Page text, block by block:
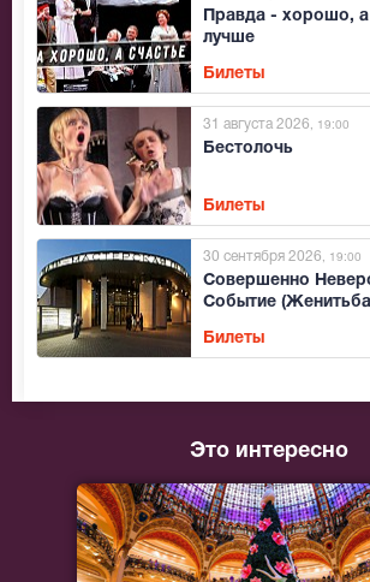
Правда - хорошо, а
лучше
Билеты
Бестолочь
31 августа 2026 , 19:00
Билеты
Совершенно
Событие (Женитьба
30 сентября 2026 , 19:00
Билеты
Это интересно